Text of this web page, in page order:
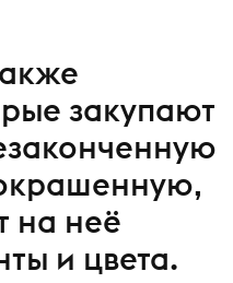
закупают
на неё
и цвета.